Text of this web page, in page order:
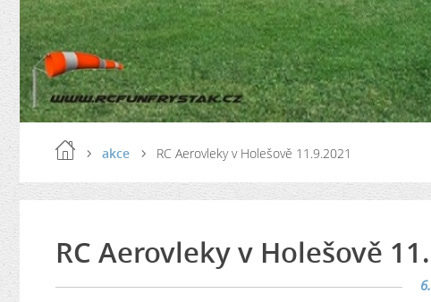
akce RC Aerovleky v Holešově 11.9.2021
RC Aerovleky v Holešově